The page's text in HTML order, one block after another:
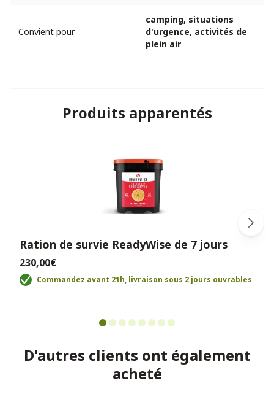
Convient pour
camping, situations
d'urgence, activités de
plein air
Produits apparentés
Ration de survie ReadyWise de 7 jours
230,00€
Commandez avant 21h, livraison sous 2 jours ouvrables
D'autres clients ont également
acheté